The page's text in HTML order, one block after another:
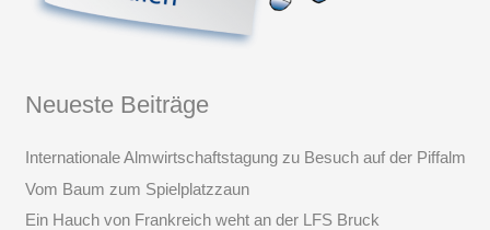
Neueste Beiträge
Internationale Almwirtschaftstagung zu Besuch auf der Piffalm
Vom Baum zum Spielplatzzaun
Ein Hauch von Frankreich weht an der LFS Bruck